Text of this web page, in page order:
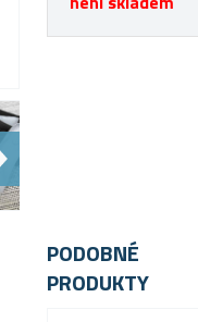
PODOBNÉ
PRODUKTY